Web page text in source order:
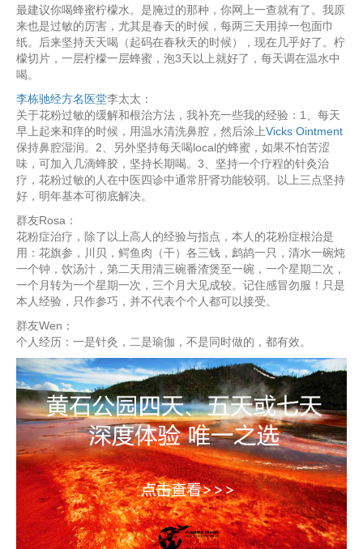
最建议你喝蜂蜜柠檬水。是腌过的那种，你网上一查就有了。我原
来也是过敏的厉害，尤其是春天的时候，每两三天用掉一包面巾
纸。后来坚持天天喝（起码在春秋天的时候），现在几乎好了。柠
檬切片，一层柠檬一层蜂蜜，泡3天以上就好了，每天调在温水中
喝。
李栋驰经方名医堂李太太：
关于花粉过敏的缓解和根治方法，我补充一些我的经验：1、每天
早上起来和痒的时候，用温水清洗鼻腔，然后涂上Vicks Ointment
保持鼻腔湿润。2、另外坚持每天喝local的蜂蜜，如果不怕苦涩
味，可加入几滴蜂胶，坚持长期喝。3、坚持一个疗程的针灸治
疗，花粉过敏的人在中医四诊中通常肝肾功能较弱。以上三点坚持
好，明年基本可彻底解决。
群友Rosa：
花粉症治疗，除了以上高人的经验与指点，本人的花粉症根治是
用：花旗参，川贝，鳄鱼肉（干）各三钱，鹧鸪一只，清水一碗炖
一个钟，饮汤汁，第二天用清三碗番渣煲至一碗，一个星期二次，
一个月转为一个星期一次，三个月大见成较。记住感冒勿服！只是
本人经验，只作参巧，并不代表个个人都可以接受。
群友Wen：
个人经历：一是针灸，二是瑜伽，不是同时做的，都有效。